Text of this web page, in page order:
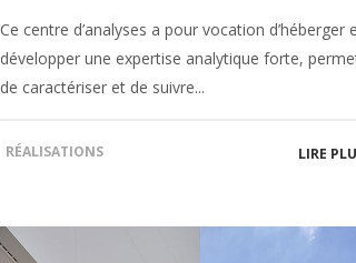
Ce centre d’analyses a pour vocation d’héberger
développer une expertise analytique forte,
de caractériser et de suivre...
RÉALISATIONS LIRE